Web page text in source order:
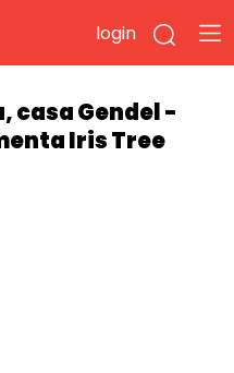
login
casa Gendel -
Iris Tree